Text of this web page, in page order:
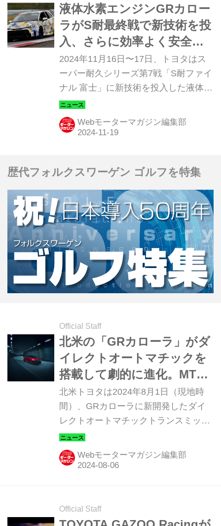
「速さ」を極めたこだわりポイントで
す。 限界性能を安定して楽しめる、洗
練された冷却性能 2024年8月２日に米
国で発表された進化型GRカローラ
の、日本仕様車がついに発表されまし
た。プロドライバー、評価ドライバ
ー、そしてマスタ―ドライバーのモリ
ゾウからのフィードバックといった...
液体水素エンジンGRカロー
ラがS耐最終戦で新技術を投
入、さらに効率よく安全な
水素社会実現へ
2024年11月16日〜17日、トヨタはス
ーパー耐久シリーズ第7戦「S耐ファイ
ナル 富士」に新技術を投入した液体水
素エンジン車「#32 ORC ROOKIE GR
Corolla H2 Concept」（以下、液体水
素エンジンGRカローラ）を投入し、
ローラで2023年よりスーパー耐久シリ
ーズに参戦し素利活用社会に向けて開
発を進めているが、今回より新たに、
走行時のボイルオフガス活用技術への
挑戦を開始した。
Webモーターマガジン編集部
歴代フォルクスワーゲン ゴルフを特集
Official Staff
北米の「GRカローラ」がダ
イレクトオートマチックを
搭載して劇的に進化。MTに
負けない変速スピードを実
現。
北米トヨタは2024年8月1日（現地時
間）、GRカローラに新開発したダイ
レクトオートマチックトランスミッシ
ョン（DAT）を搭載して発売すること
を発表した。
Webモーターマガジン編集部
Official Staff